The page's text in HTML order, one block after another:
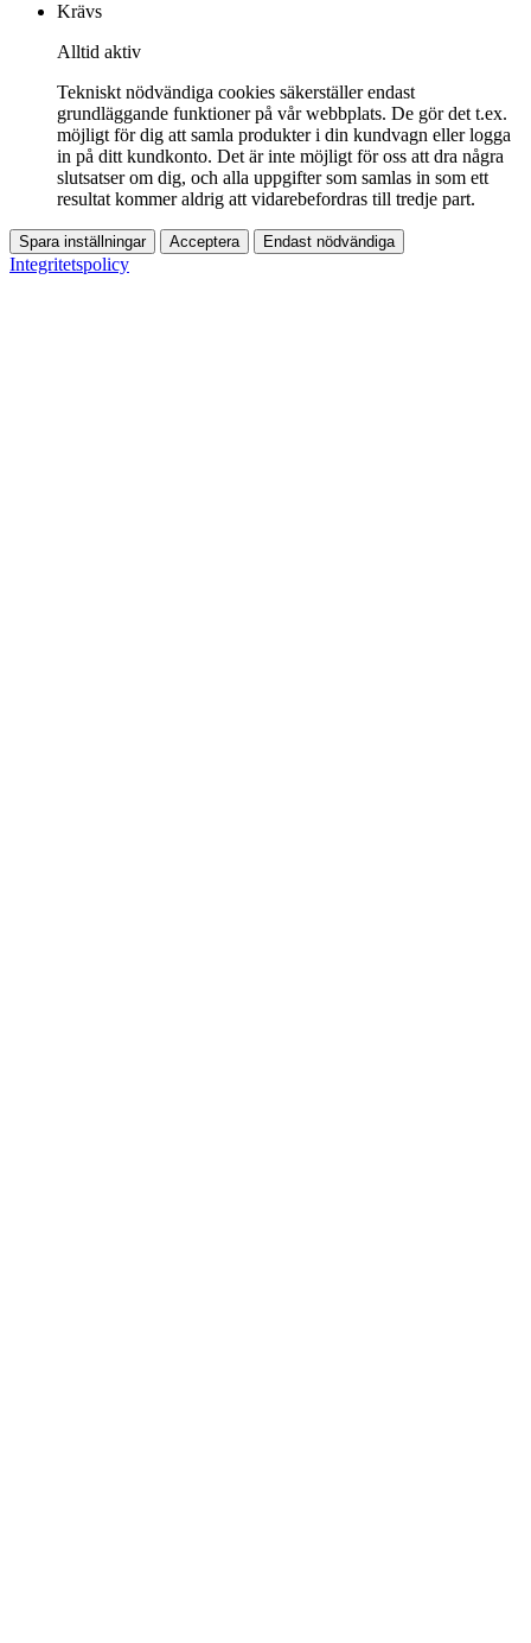
Krävs
Alltid aktiv
Tekniskt nödvändiga cookies säkerställer endast
grundläggande funktioner på vår webbplats. De gör det t.ex.
möjligt för dig att samla produkter i din kundvagn eller logga
in på ditt kundkonto. Det är inte möjligt för oss att dra några
slutsatser om dig, och alla uppgifter som samlas in som ett
resultat kommer aldrig att vidarebefordras till tredje part.
Spara inställningar Acceptera Endast nödvändiga
Integritetspolicy